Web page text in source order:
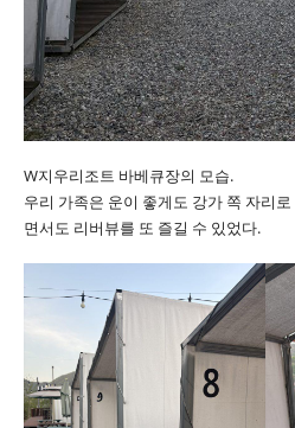
W지우리조트 바베큐장의 모습.
우리 가족은 운이 좋게도 강가 쪽 자리
면서도 리버뷰를 또 즐길 수 있었다.